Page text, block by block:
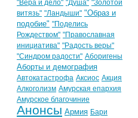
"Вера и дело" "Душа" "Золотой
витязь" "Ландыши" "Образ и
подобие" "Поделись
Рождеством" "Православная
инициатива" "Радость веры"
"Синдром радости" Аборигены
Аборты и демография
Автокатастрофа Аксиос Акция
Алкоголизм Амурская епархия
Амурское благочиние
Анонсы Армия Бари